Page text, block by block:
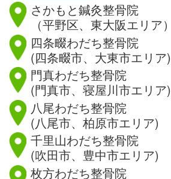
さかもと鍼灸整骨院
（平野区、東大阪エリア）
四条畷わだち整骨院
(四条畷市、大東市エリア)
門真わだち整骨院
(門真市、寝屋川市エリア)
八尾わだち整骨院
(八尾市、柏原市エリア)
千里山わだち整骨院
(吹田市、豊中市エリア)
枚方わだち整骨院